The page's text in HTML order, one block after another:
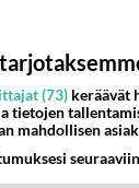
pieni scripti,
(73) keräävät
tietojen
mahdollisen